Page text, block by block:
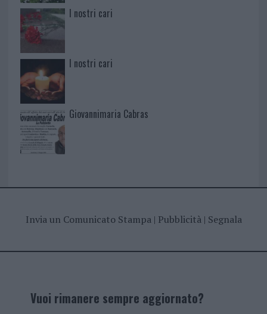
I nostri cari
I nostri cari
Giovannimaria Cabras
Invia un Comunicato Stampa| Pubblicità| Segnala
Vuoi rimanere sempre aggiornato?